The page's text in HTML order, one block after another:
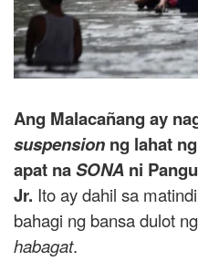
Ang Malacañang ay
suspension ng lahat
apat naSONA ni
Jr. Ito ay dahil sa
bahagi ng bansa dulot
habagat.